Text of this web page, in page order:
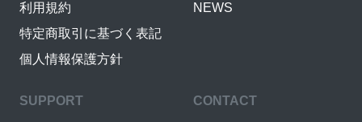
利用規約
特定商取引に基づく表記
個人情報保護方針
NEWS
SUPPORT CONTACT